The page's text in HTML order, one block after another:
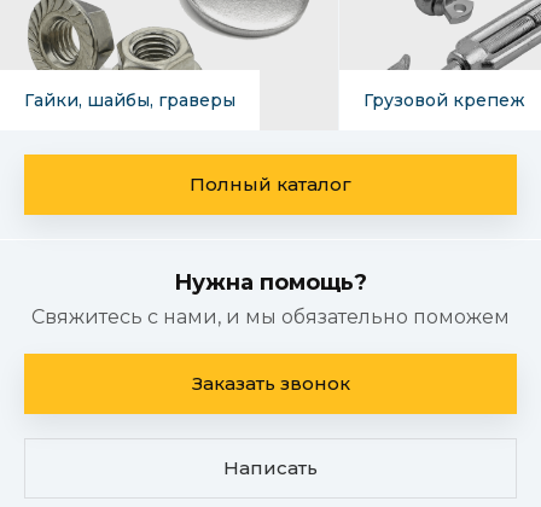
Гайки, шайбы, граверы Грузовой крепеж
Полный каталог
Нужна помощь?
Свяжитесь с нами, и мы обязательно поможем
Заказать звонок
Написать